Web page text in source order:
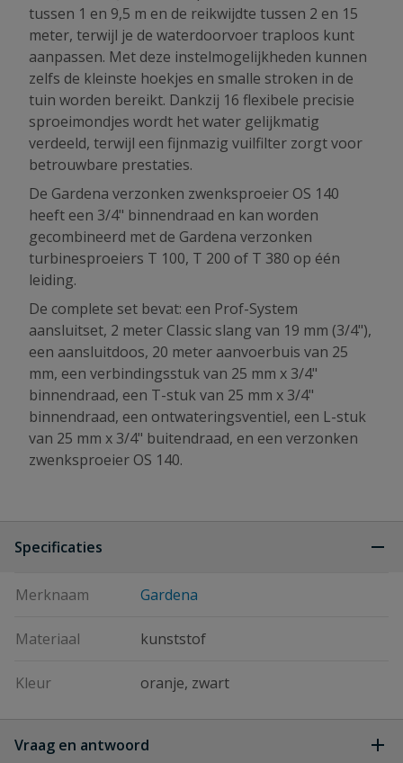
tussen 1 en 9,5 m en de reikwijdte tussen 2 en 15
meter, terwijl je de waterdoorvoer traploos kunt
aanpassen. Met deze instelmogelijkheden kunnen
zelfs de kleinste hoekjes en smalle stroken in de
tuin worden bereikt. Dankzij 16 flexibele precisie
sproeimondjes wordt het water gelijkmatig
verdeeld, terwijl een fijnmazig vuilfilter zorgt voor
betrouwbare prestaties.
De Gardena verzonken zwenksproeier OS 140
heeft een 3/4" binnendraad en kan worden
gecombineerd met de Gardena verzonken
turbinesproeiers T 100, T 200 of T 380 op één
leiding.
De complete set bevat: een Prof-System
aansluitset, 2 meter Classic slang van 19 mm (3/4"),
een aansluitdoos, 20 meter aanvoerbuis van 25
mm, een verbindingsstuk van 25 mm x 3/4"
binnendraad, een T-stuk van 25 mm x 3/4"
binnendraad, een ontwateringsventiel, een L-stuk
van 25 mm x 3/4" buitendraad, en een verzonken
zwenksproeier OS 140.
Specificaties
Merknaam Gardena
Materiaal kunststof
Kleur oranje, zwart
Vraag en antwoord